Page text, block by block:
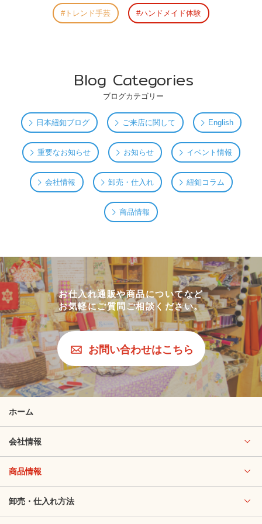
トレンド手芸 ハンドメイド体験
Blog Categories
ブログカテゴリー
日本紐釦ブログ ご来店に関して English
重要なお知らせ お知らせ イベント情報
会社情報 卸売・仕入れ 紐釦コラム
商品情報
お仕入れ通販や商品についてなど
お気軽にご質問ご相談ください。
お問い合わせはこちら
ホーム
会社情報
商品情報
卸売・仕入れ方法